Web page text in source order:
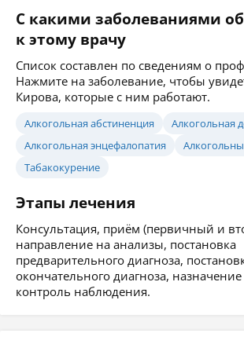
С какими заболеваниями
к этому врачу
Список составлен по сведениям о
Нажмите на заболевание, чтобы
Кирова, которые с ним работают.
Алкогольная абстиненция
Алкогольная
Алкогольная энцефалопатия
Табакокурение
Этапы лечения
Консультация, приём (первичный и
направление на анализы, постановка
предварительного диагноза,
окончательного диагноза,
контроль наблюдения.